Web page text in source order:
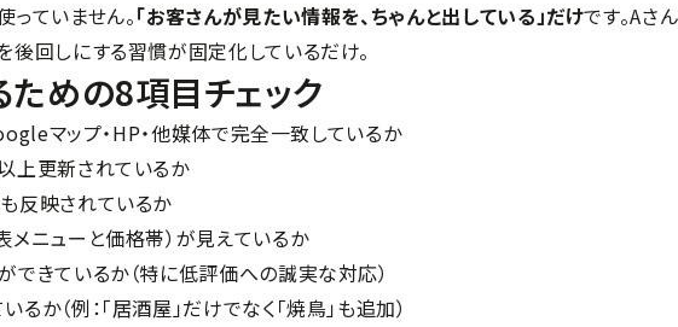
ていません。「お客さんが見たい情報を、ちゃんと出している」だけです。Aさ
後回しにする習慣が固定化しているだけ。
めの8項目チェック
マップ・HP・他媒体で完全一致しているか
上更新されているか
反映されているか
メニューと価格帯）が見えているか
できているか（特に低評価への誠実な対応）
るか（例：「居酒屋」だけでなく「焼鳥」も追加）